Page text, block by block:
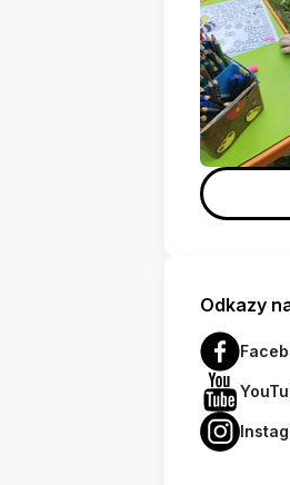
Odkazy